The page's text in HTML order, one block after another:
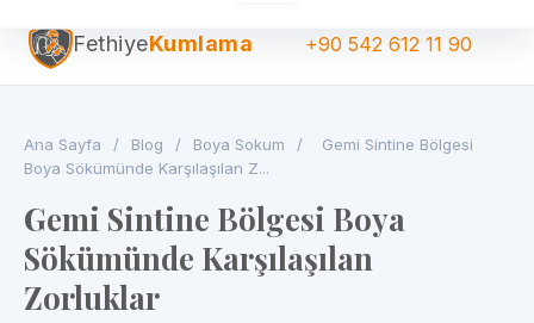
FethiyeKumlama +90 542 612 11 90
Ana Sayfa / Blog / Boya Sokum /
Gemi Sintine Bölgesi
Boya Sökümünde Karşılaşılan Z...
Gemi Sintine Bölgesi Boya
Sökümünde Karşılaşılan
Zorluklar